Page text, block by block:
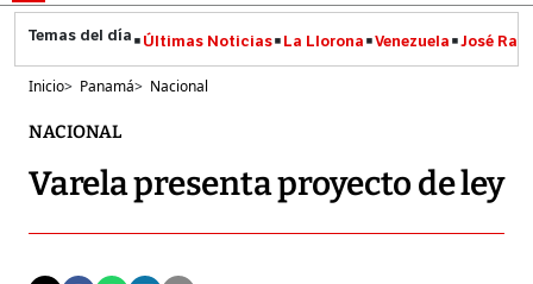
Últimas Noticias La Llorona Venezuela José
Inicio> Panamá> Nacional
NACIONAL
Varela presenta proyecto de ley